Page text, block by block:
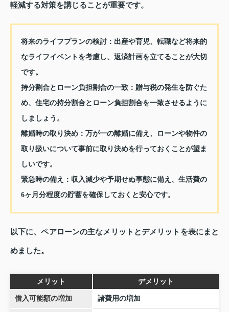
軽減する対策を講じることが重要です。
将来のライフプランの検討： 出産や育児、転職など将来的
なライフイベントを考慮し、返済計画を立てることが大切
です。
持分割合とローン負担割合の一致： 贈与税の発生を防ぐた
め、住宅の持分割合とローン負担割合を一致させるように
しましょう。
離婚時の取り決め： 万が一の離婚に備え、ローンや物件の
取り扱いについて事前に取り決めを行っておくことが望ま
しいです。
緊急時の備え： 収入減少や予期せぬ事態に備え、生活費の
6ヶ月分程度の貯蓄を確保しておくと安心です。
以下に、ペアローンの主なメリットとデメリットを表にまと
めました。
メリット デメリット
借入可能額の増加 諸費用の増加